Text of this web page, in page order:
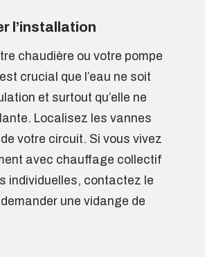
l’installation
chaudière ou votre pompe
crucial que l’eau ne soit
et surtout qu’elle ne
Localisez les vannes
votre circuit. Si vous vivez
avec chauffage collectif
individuelles, contactez le
une vidange de